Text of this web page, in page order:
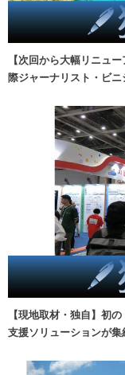
【次回から大幅リニュ
際ジャーナリスト・ビニ
【現地取材・独自】初
支援ソリューションが集